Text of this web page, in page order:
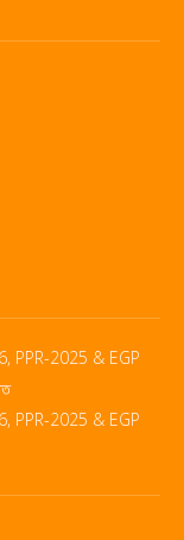
PPR-2025 & EGP
PPR-2025 & EGP